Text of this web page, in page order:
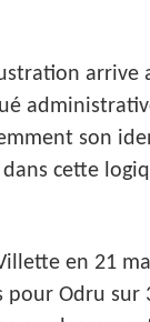
arrive
son
dans cette
en 21
pour Odru sur